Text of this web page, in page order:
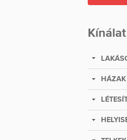
Kínálat
HÁZAK